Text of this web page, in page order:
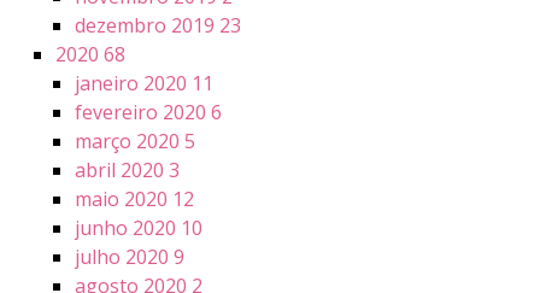
dezembro 2019 23
2020 68
janeiro 2020 11
fevereiro 2020 6
março 2020 5
abril 2020 3
maio 2020 12
junho 2020 10
julho 2020 9
agosto 2020 2